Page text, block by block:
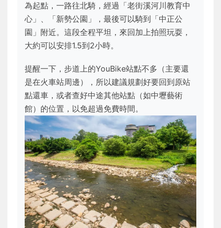
為起點，一路往北騎，經過「老街溪河川教育中
心」、「新勢公園」，最後可以騎到「中正公
園」附近。這段全程平坦，來回加上拍照玩耍，
大約可以安排1.5到2小時。
提醒一下，步道上的YouBike站點不多（主要還
是在火車站周邊），所以建議規劃好要回到原站
點還車，或者查好中途其他站點（如中壢藝術
館）的位置，以免超過免費時間。